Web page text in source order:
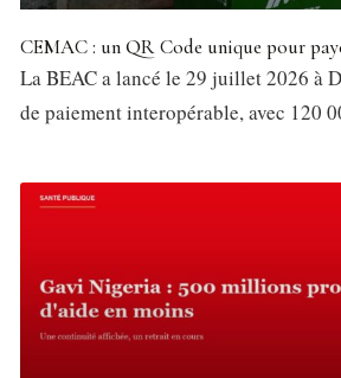
CEMAC : un QR Code unique pour
La BEAC a lancé le 29 juillet 2026 à
de paiement interopérable, avec 120